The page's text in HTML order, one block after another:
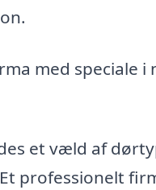
med speciale
et væld af
professionelt